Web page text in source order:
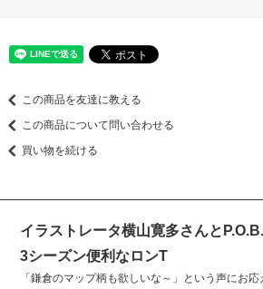
この商品を友達に教える
この商品について問い合わせる
買い物を続ける
イラストレータ横山寛多さんと
3シーズン便利なロンT
「鎌倉のマップ柄も欲しいな～」という声にお